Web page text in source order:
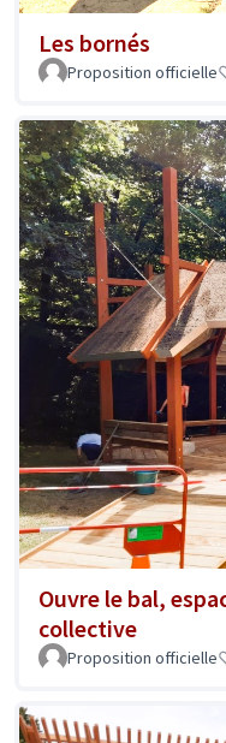
Les bornés
Proposition officielle
Ouvre le bal,
collective
Proposition officielle